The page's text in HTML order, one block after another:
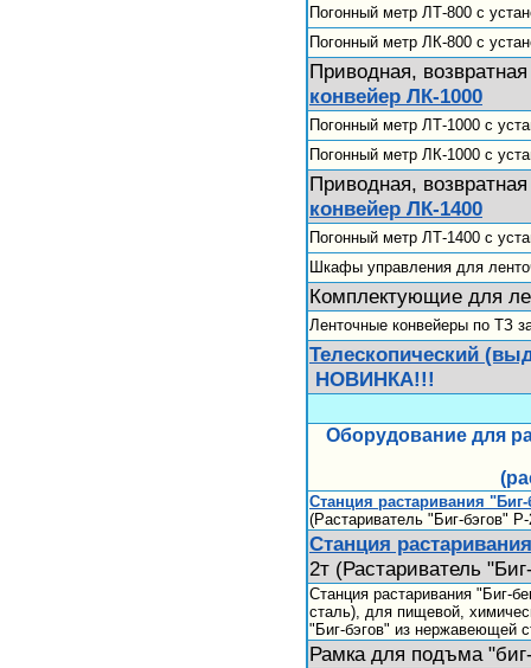
Погонный метр ЛТ-800 с
Погонный метр ЛК-800 с
Приводная,
конвейер ЛК-1000
Погонный метр ЛТ-1000 с
Погонный метр ЛК-1000 с
Приводная,
конвейер ЛК-1400
Погонный метр ЛТ-1400 с
Шкафы управления для
Комплектующие для
Ленточные конвейеры по ТЗ
Телескопический
НОВИНКА!!!
Оборудование для
Станция растаривания "Биг-
(Растариватель "Биг-бэгов"
Станция
2т (Растариватель
Станция растаривания "Биг-
сталь), для пищевой,
"Биг-бэгов" из нержавеющей
Рамка для подъма